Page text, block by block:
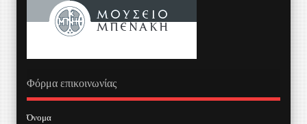
Φόρμα επικοινωνίας
Όνομα